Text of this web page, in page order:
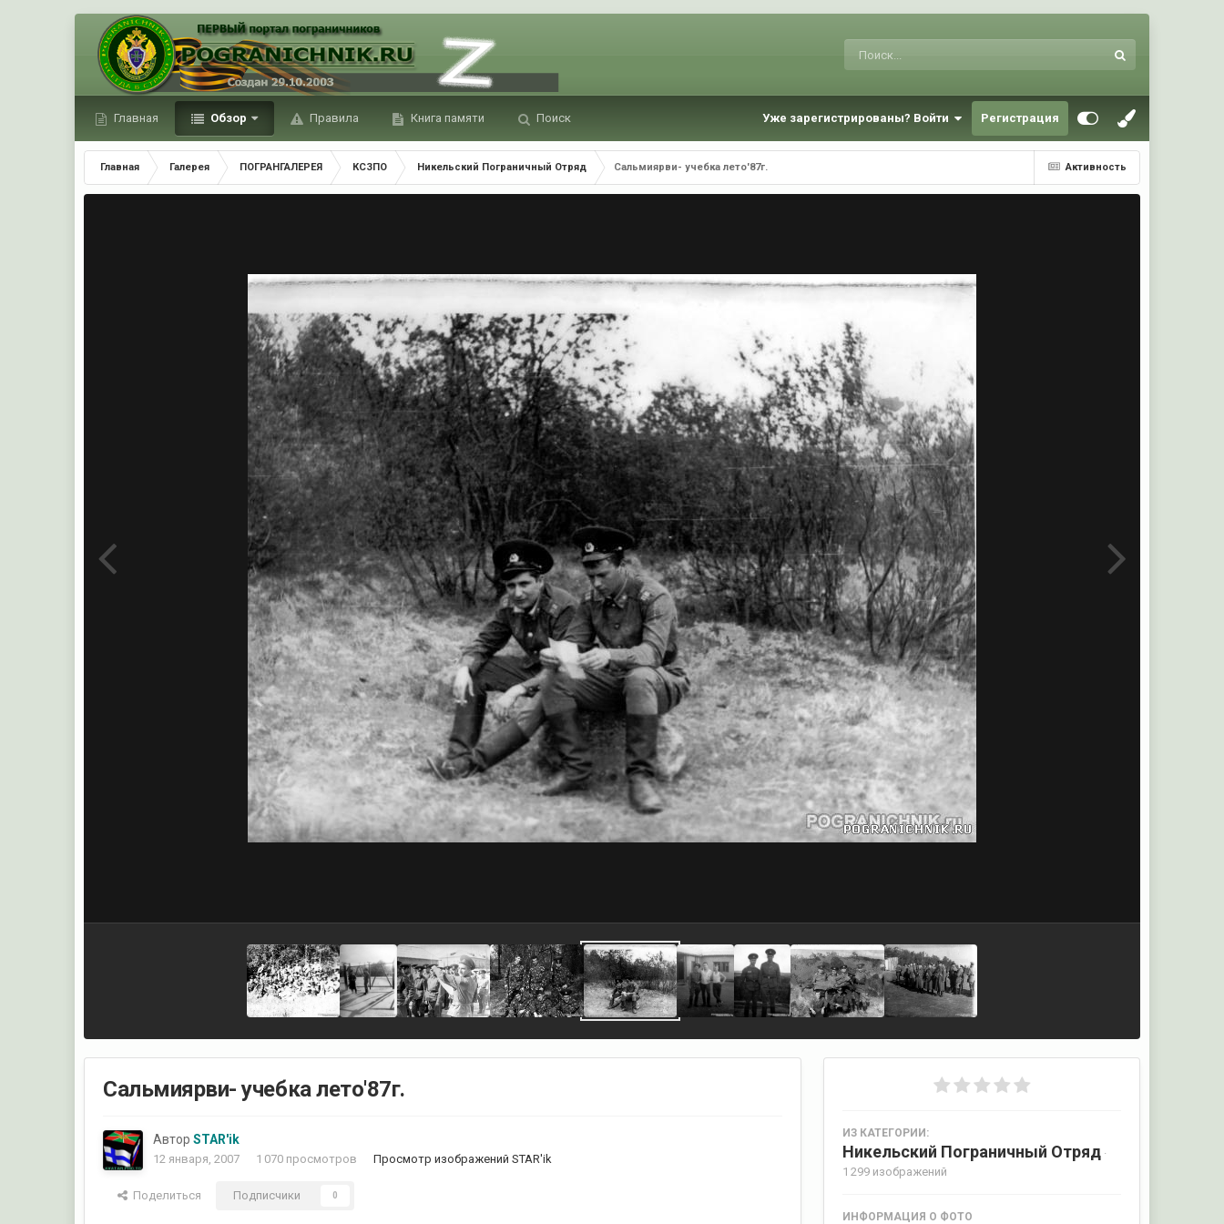
Главная Обзор Правила Книга памяти Поиск Уже зарегистрированы? Войти Регистрация
Активность
Главная Галерея ПОГРАНГАЛЕРЕЯ КСЗПО Никельский Пограничный Отряд Сальмиярви- учебка лето'87г.
Сальмиярви- учебка лето'87г.
АвторSTAR'ik
12 января, 2007 1 070 просмотров Просмотр изображений STAR'ik
Поделиться Подписчики 0
ИЗ КАТЕГОРИИ:
Никельский Пограничный Отряд ·
1 299 изображений
ИНФОРМАЦИЯ О ФОТО